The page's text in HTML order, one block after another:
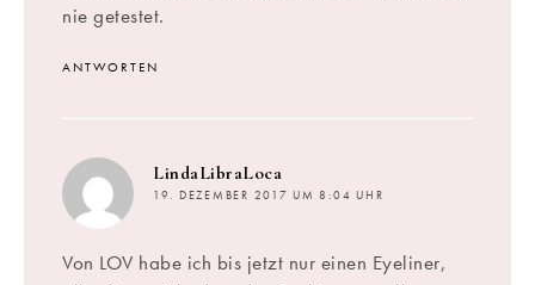
nie getestet.
ANTWORTEN
LindaLibraLoca
19. DEZEMBER 2017 UM 8:04 UHR
Von LOV habe ich bis jetzt nur einen Eyeliner,